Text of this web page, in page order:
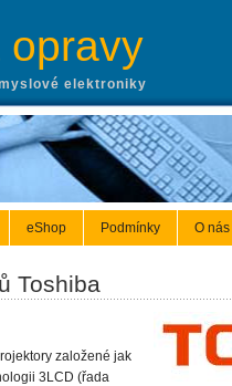
opravy
elektroniky
eShop Podmínky O nás
Toshiba
tory založené jak
3LCD (řada